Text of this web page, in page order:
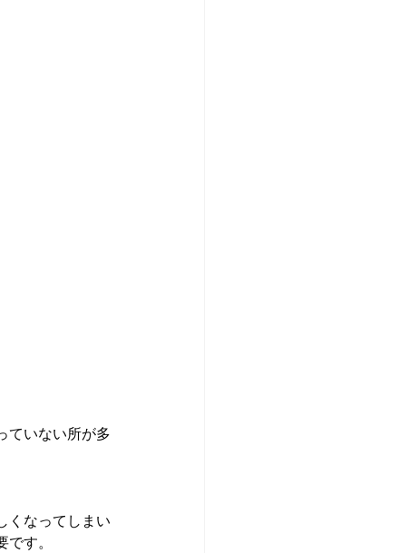
ていない所が多
くなってしまい
す。